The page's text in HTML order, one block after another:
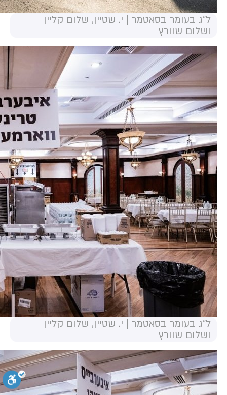
ל"ג בעומר בסאטמר | י. שטיין, שלום קליין
ושלום שוורץ
ל"ג בעומר בסאטמר | י. שטיין, שלום קליין
ושלום שוורץ